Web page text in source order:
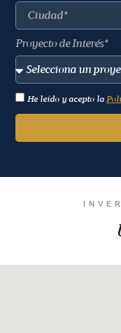
Proyecto de Interés*
He leído y acepto la